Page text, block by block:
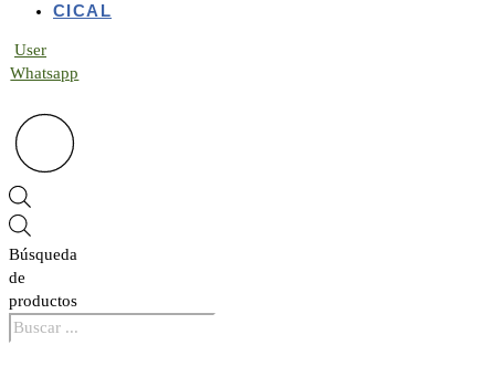
CICAL
User
Whatsapp
Búsqueda
de
productos